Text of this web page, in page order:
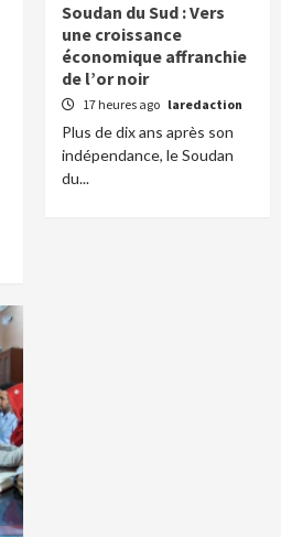
Soudan du Sud : Vers
une croissance
économique affranchie
de l’or noir
17 heures ago laredaction
Plus de dix ans après son
indépendance, le Soudan
du...